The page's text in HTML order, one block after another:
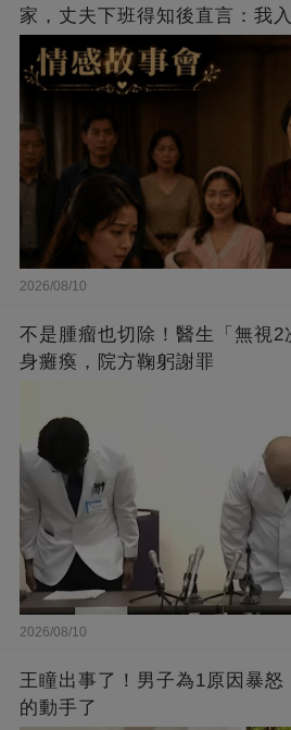
家，丈夫下班得知後直言：我
2026/08/10
不是腫瘤也切除！醫生「無視2
身癱瘓，院方鞠躬謝罪
2026/08/10
王瞳出事了！男子為1原因暴
的動手了